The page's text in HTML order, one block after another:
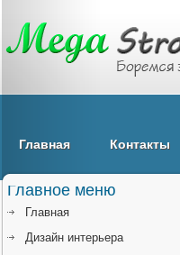
Главная Контакты
Главное меню
Главная
Дизайн интерьера